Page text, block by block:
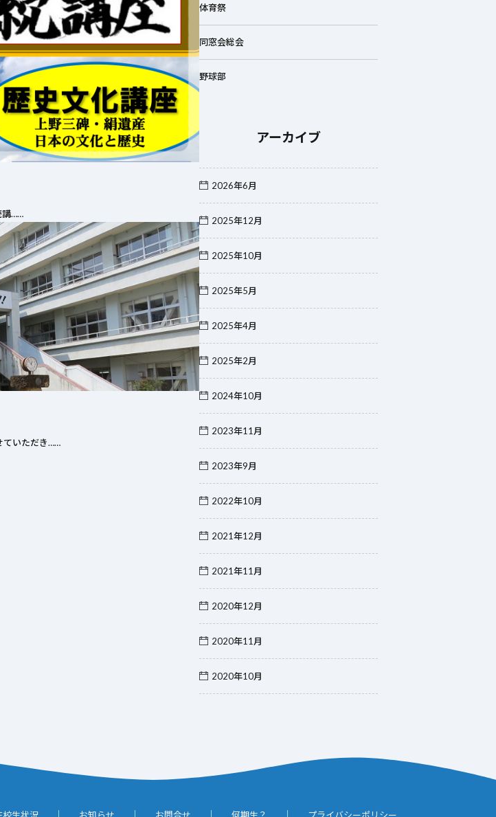
講……
ていただき……
体育祭
同窓会総会
野球部
アーカイブ
2026年6月
2025年12月
2025年10月
2025年5月
2025年4月
2025年2月
2024年10月
2023年11月
2023年9月
2022年10月
2021年12月
2021年11月
2020年12月
2020年11月
2020年10月